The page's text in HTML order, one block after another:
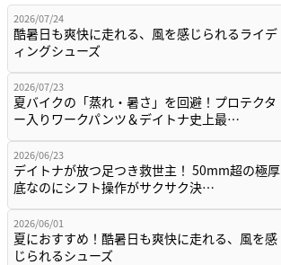
2026/07/24
酷暑日も爽快に走れる、風を感じられるライデ
ィングシューズ
2026/07/23
夏バイクの「蒸れ・暑さ」を回避！プロテクタ
ー入りワークパンツ＆デイトナ史上最…
2026/06/23
デイトナが放つ足つき救世主！ 50mm超の極厚
底なのにシフト操作がサクサク決…
2026/06/01
夏におすすめ！酷暑日も爽快に走れる、風を感
じられるシューズ